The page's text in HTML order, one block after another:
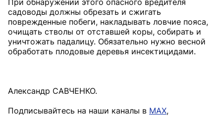
При обнаружении этого опасного вредителя
садоводы должны обрезать и сжигать
поврежденные побеги, накладывать ловчие пояса,
очищать стволы от отставшей коры, собирать и
уничтожать падалицу. Обязательно нужно весной
обработать плодовые деревья инсектицидами.
Александр САВЧЕНКО.
Подписывайтесь на наши каналы в MAX,